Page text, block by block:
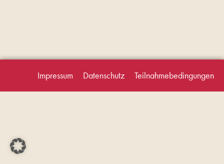
Impressum Datenschutz Teilnahmebedingungen